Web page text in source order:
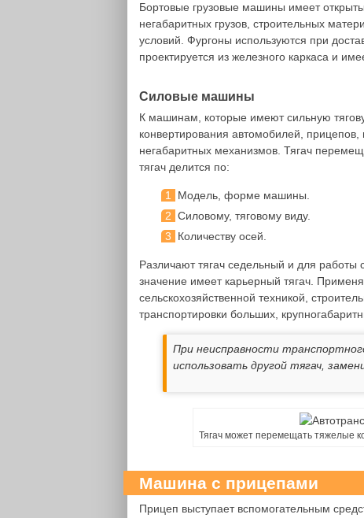
Бортовые грузовые машины имеет
негабаритных грузов, строительных
условий. Фургоны используются при
проектируется из железного каркаса и
Силовые машины
К машинам, которые имеют сильную
конвертирования автомобилей,
негабаритных механизмов. Тягач
тягач делится по:
Модель, форме машины.
Силовому, тяговому виду.
Количеству осей.
Различают тягач седельный и для
значение имеет карьерный тягач.
сельскохозяйственной техникой,
транспортировки больших,
При неисправности
использовать другой тягач,
Тягач может перемещать тяжелые
Машина с прицепами
Прицеп выступает вспомогательным